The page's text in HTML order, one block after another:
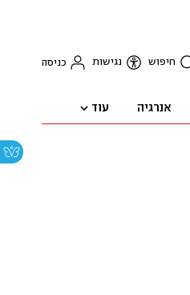
חיפוש נגישות כניסה
אנרגיה עוד